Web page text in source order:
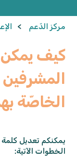
مركز الدّعم
كيف يمكن
المشرفين
الخاصّة
يمكنكم تعديل كلمة
الخطوات الآتية: